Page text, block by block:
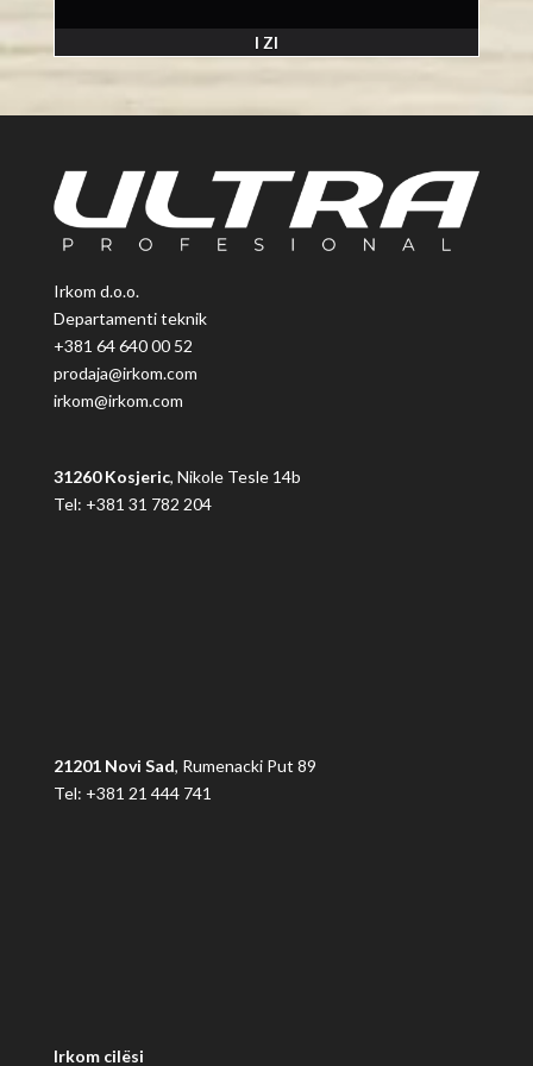
I ZI
Irkom d.o.o.
Departamenti teknik
+381 64 640 00 52
prodaja@irkom.com
irkom@irkom.com
31260 Kosjeric, Nikole Tesle 14b
Tel: +381 31 782 204
21201 Novi Sad, Rumenacki Put 89
Tel: +381 21 444 741
Irkom cilësi